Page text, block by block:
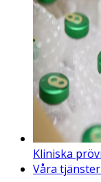
Kliniska
Våra